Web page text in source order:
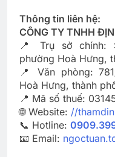
Thông tin liên hệ:
CÔNG TY TNHH
📍 Trụ sở chính:
phường Hoà Hưng,
📍 Văn phòng:
Hoà Hưng, thành
📍 Mã số thuế:
🌐 Website: //
📞 Hotline:
📧 Email: